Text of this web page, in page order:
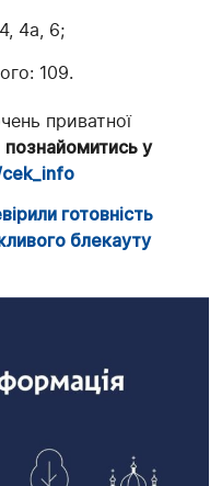
4а, 6;
109.
приватної
познайомитись у
готовність
блекауту